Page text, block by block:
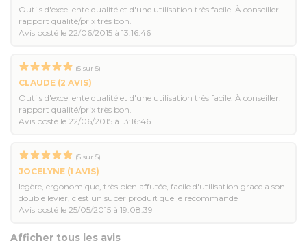
Outils d'excellente qualité et d'une utilisation très facile. À conseiller.
rapport qualité/prix très bon.
Avis posté le 22/06/2015 à 13:16:46
(5 sur 5)
CLAUDE (2 AVIS)
Outils d'excellente qualité et d'une utilisation très facile. À conseiller.
rapport qualité/prix très bon.
Avis posté le 22/06/2015 à 13:16:46
(5 sur 5)
JOCELYNE (1 AVIS)
legère, ergonomique, très bien affutée, facile d'utilisation grace a son
double levier, c'est un super produit que je recommande
Avis posté le 25/05/2015 à 19:08:39
Afficher tous les avis